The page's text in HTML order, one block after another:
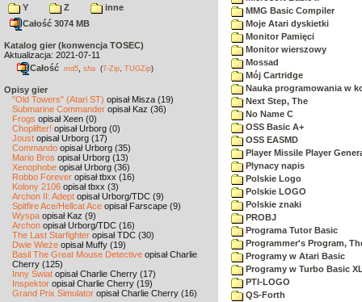
Y Z
inne
Całość 3074 MB
Katalog gier (konwencja TOSEC)
Aktualizacja: 2021-07-11
Całość md5 sha (7-Zip TUGZip)
Opisy gier
"Old Towers" (Atari ST) opisał Misza (19)
Submarine Commander opisał Kaz (36)
Frogs opisał Xeen (0)
Choplifter! opisał Urborg (0)
Joust opisał Urborg (17)
Commando opisał Urborg (35)
Mario Bros opisał Urborg (13)
Xenophobe opisał Urborg (36)
Robbo Forever opisał tbxx (16)
Kolony 2106 opisał tbxx (3)
Archon II: Adept opisał Urborg/TDC (9)
Spitfire Ace/Hellcat Ace opisał Farscape (9)
Wyspa opisał Kaz (9)
Archon opisał Urborg/TDC (16)
The Last Starfighter opisał TDC (30)
Dwie Wieże opisał Muffy (19)
Basil The Great Mouse Detective opisał Charlie
Cherry (125)
Inny Świat opisał Charlie Cherry (17)
Inspektor opisał Charlie Cherry (19)
Grand Prix Simulator opisał Charlie Cherry (16)
MMG Basic Compiler
Moje Atari dyskietki
Monitor Pamięci
Monitor wierszowy
Mossad
Mój Cartridge
Nauka programowania w
Next Step, The
No Name C
OSS Basic A+
OSS EASMD
Player Missile Player
Plynacy napis
Polskie Logo
Polskie LOGO
Polskie znaki
PROBJ
Programa Tutor Basic
Programmer's Program,
Programy w Atari Basic
Programy w Turbo Basic
PTI-LOGO
QS-Forth